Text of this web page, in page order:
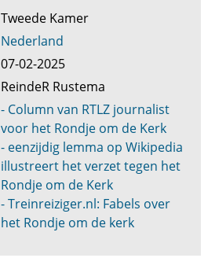
Tweede Kamer
Nederland
07-02-2025
ReindeR Rustema
- Column van RTLZ journalist
voor het Rondje om de Kerk
- eenzijdig lemma op Wikipedia
illustreert het verzet tegen het
Rondje om de Kerk
- Treinreiziger.nl: Fabels over
het Rondje om de kerk